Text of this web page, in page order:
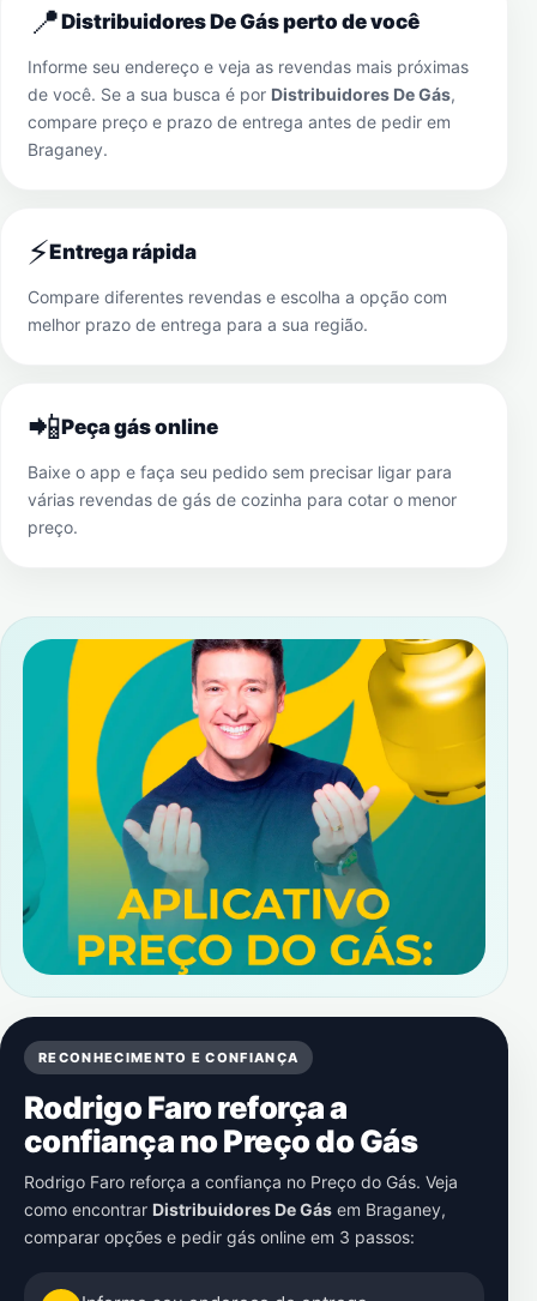
📍Distribuidores De Gás perto de você
Informe seu endereço e veja as revendas mais próximas
de você. Se a sua busca é por Distribuidores De Gás,
compare preço e prazo de entrega antes de pedir em
Braganey.
⚡Entrega rápida
Compare diferentes revendas e escolha a opção com
melhor prazo de entrega para a sua região.
📲Peça gás online
Baixe o app e faça seu pedido sem precisar ligar para
várias revendas de gás de cozinha para cotar o menor
preço.
RECONHECIMENTO E CONFIANÇA
Rodrigo Faro reforça a
confiança no Preço do Gás
Rodrigo Faro reforça a confiança no Preço do Gás. Veja
como encontrar Distribuidores De Gás em Braganey,
comparar opções e pedir gás online em 3 passos: